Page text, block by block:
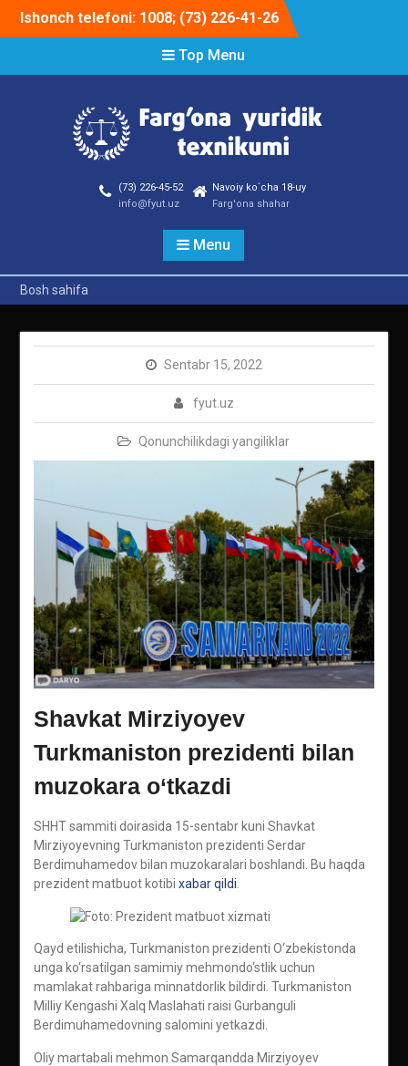
Ishonch telefoni: 1008; (73) 226-41-26
Top Menu
(73) 226-45-52
info@fyut.uz
Navoiy ko`cha 18-uy
Farg'ona shahar
Menu
Bosh sahifa
Sentabr 15, 2022
fyut.uz
Qonunchilikdagi yangiliklar
Shavkat Mirziyoyev
Turkmaniston prezidenti bilan
muzokara o‘tkazdi
SHHT sammiti doirasida 15-sentabr kuni Shavkat
Mirziyoyevning Turkmaniston prezidenti Serdar
Berdimuhamedov bilan muzokaralari boshlandi. Bu haqda
prezident matbuot kotibi xabar qildi
Qayd etilishicha, Turkmaniston prezidenti O‘zbekistonda
unga ko‘rsatilgan samimiy mehmondo‘stlik uchun
mamlakat rahbariga minnatdorlik bildirdi. Turkmaniston
Milliy Kengashi Xalq Maslahati raisi Gurbanguli
Berdimuhamedovning salomini yetkazdi.
Oliy martabali mehmon Samarqandda Mirziyoyev